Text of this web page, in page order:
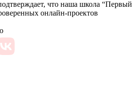
что наша школа “Первый
онлайн-проектов